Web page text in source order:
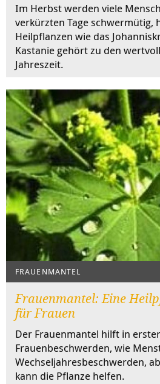
Im Herbst werden viele
verkürzten Tage schwermütig,
Heilpflanzen wie das
Kastanie gehört zu den
Jahreszeit.
FRAUENMANTEL
Frauenmantel: Eine
für Frauen
Der Frauenmantel hilft in
Frauenbeschwerden, wie
Wechseljahresbeschwerden,
kann die Pflanze helfen.